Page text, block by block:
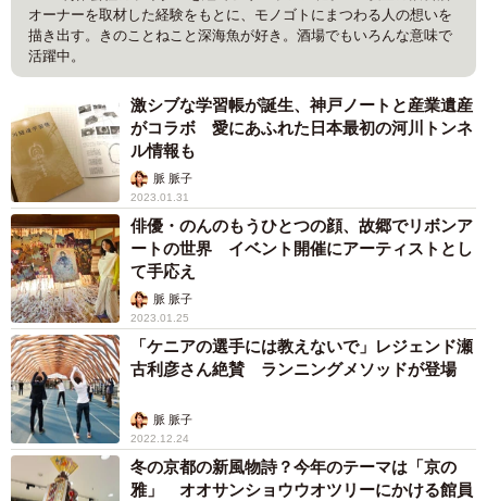
オーナーを取材した経験をもとに、モノゴトにまつわる人の想いを
描き出す。きのことねこと深海魚が好き。酒場でもいろんな意味で
活躍中。
激シブな学習帳が誕生、神戸ノートと産業遺産
がコラボ 愛にあふれた日本最初の河川トンネ
ル情報も
脈 脈子
2023.01.31
俳優・のんのもうひとつの顔、故郷でリボンア
ートの世界 イベント開催にアーティストとし
て手応え
脈 脈子
2023.01.25
「ケニアの選手には教えないで」レジェンド瀬
古利彦さん絶賛 ランニングメソッドが登場
脈 脈子
2022.12.24
冬の京都の新風物詩？今年のテーマは「京の
雅」 オオサンショウウオツリーにかける館員